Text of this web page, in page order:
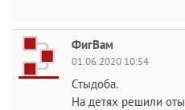
ФигВам
01.06.2020 10:54
Стыдоба.
На детях решили